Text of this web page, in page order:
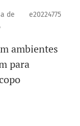
de
e20224775
ambientes
para